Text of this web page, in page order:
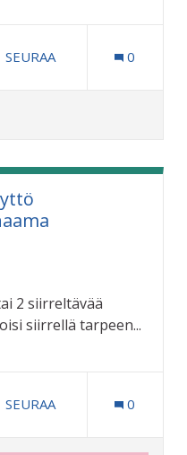
Rakennettu ympäristö
2 SEURAAJAA
SEURAA 0
2 siirreltävää
siirrellä tarpeen...
Yhteisöllisyys
2 SEURAAJAA
SEURAA 0